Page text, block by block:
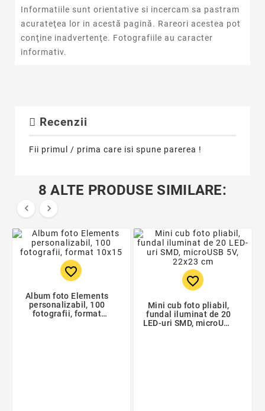
Informatiile sunt orientative si incercam sa pastram
acurateţea lor in acestă pagină. Rareori acestea pot
conţine inadvertenţe. Fotografiile au caracter
informativ.
Recenzii
Fii primul / prima care isi spune parerea !
8 ALTE PRODUSE SIMILARE:
 
favorite_border
Album foto Elements
personalizabil, 100
fotografii, format
favorite_border
Mini cub foto pliabil,
fundal iluminat de 20
LED-uri SMD, microUSB